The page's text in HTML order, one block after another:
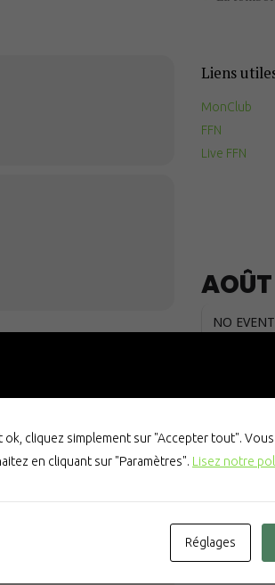
Liens
MonClub
FFN
Live FFN
AOÛT
NO
cliquez simplement sur "Accepter tout".
en cliquant sur "Paramètres". Lisez notre
Réglages